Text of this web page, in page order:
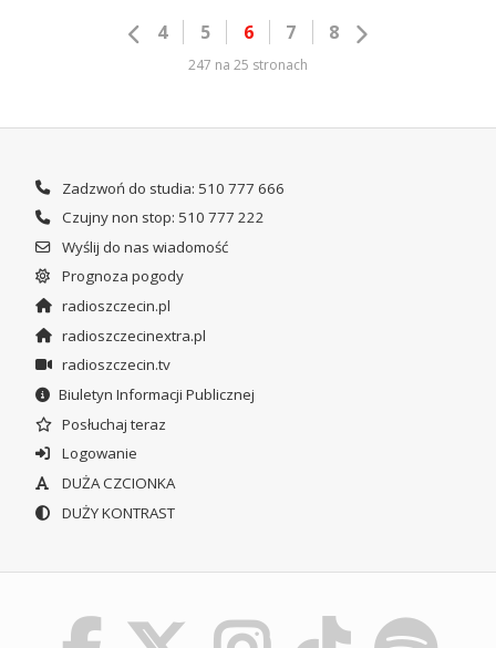
4 5 6 7 8
247 na 25 stronach
Zadzwoń do studia: 510 777 666
Czujny non stop: 510 777 222
Wyślij do nas wiadomość
Prognoza pogody
radioszczecin.pl
radioszczecinextra.pl
radioszczecin.tv
Biuletyn Informacji Publicznej
Posłuchaj teraz
Logowanie
DUŻA CZCIONKA
DUŻY KONTRAST